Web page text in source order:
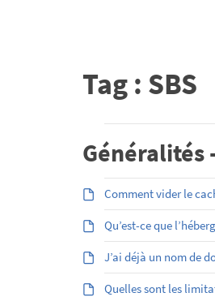
Tag : SBS
Généralités
Comment vider le
Qu’est-ce que
J’ai déjà un nom de
Quelles sont les